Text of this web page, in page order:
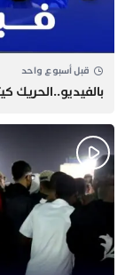
قبل أسبوع واحد
بالفيديو..الحريك